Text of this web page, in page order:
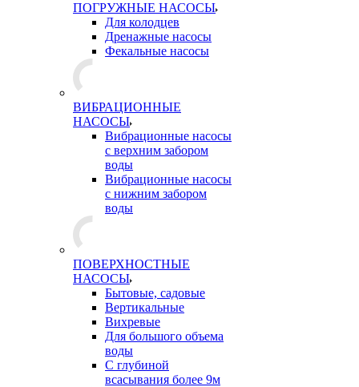
ПОГРУЖНЫЕ НАСОСЫ
Для колодцев
Дренажные насосы
Фекальные насосы
ВИБРАЦИОННЫЕ
НАСОСЫ
Вибрационные насосы
с верхним забором
воды
Вибрационные насосы
с нижним забором
воды
ПОВЕРХНОСТНЫЕ
НАСОСЫ
Бытовые, садовые
Вертикальные
Вихревые
Для большого объема
воды
С глубиной
всасывания более 9м